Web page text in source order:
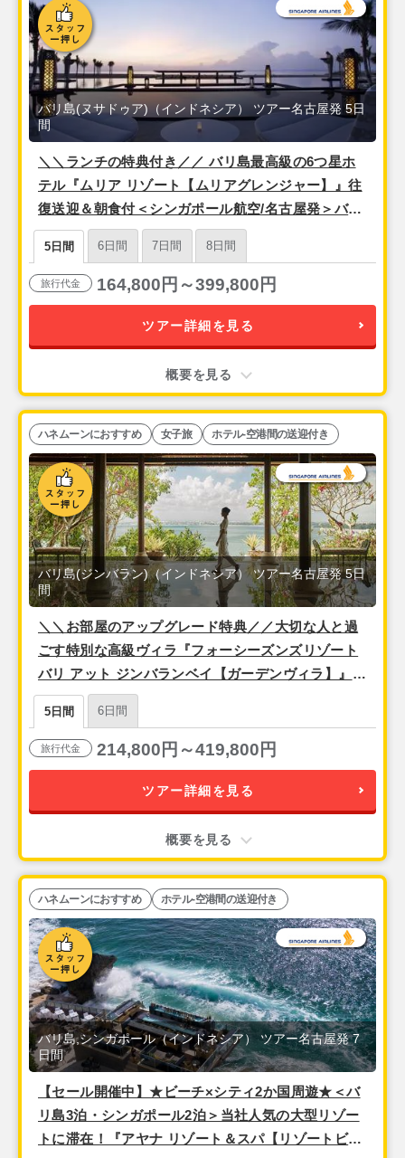
＼＼ランチの特典付き／／ バリ島最高級の6つ星ホ
テル『ムリア リゾート【ムリアグレンジャー】』往
復送迎＆朝食付＜シンガポール航空/名古屋発＞バリ
島5日間
バリ島(ヌサドゥア)（インドネシア） ツアー名古屋発 5日
間
5日間 6日間 7日間 8日間
旅行代金 164,800円～399,800円
ツアー詳細を見る
概要を見る
＼＼お部屋のアップグレード特典／／大切な人と過
ごす特別な高級ヴィラ『フォーシーズンズリゾート
バリ アット ジンバランベイ【ガーデンヴィラ】』宿
泊＜シンガポール航空/名古屋発＞バリ島5日間
バリ島(ジンバラン)（インドネシア） ツアー名古屋発 5日
間
ハネムーンにおすすめ 女子旅 ホテル-空港間の送迎付き
5日間 6日間
旅行代金 214,800円～419,800円
ツアー詳細を見る
概要を見る
【セール開催中】★ビーチ×シティ2か国周遊★＜バ
リ島3泊・シンガポール2泊＞当社人気の大型リゾー
トに滞在！『アヤナ リゾート＆スパ【リゾートビュ
バリ島,シンガポール（インドネシア） ツアー名古屋発 7
日間
ハネムーンにおすすめ ホテル-空港間の送迎付き